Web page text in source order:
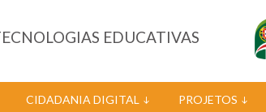
EDUCATIVAS
CIDADANIA DIGITAL PROJETOS